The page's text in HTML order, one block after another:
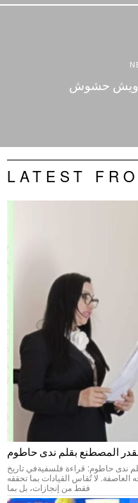
حشوش
LATEST
المصطنع بقلم ندى حاطوم
ندى حاطوم: قراءة فلسفيةفي تاريخ
لا تُقاس القيادات بما تحققه
فقط من إنجازات، بل بما